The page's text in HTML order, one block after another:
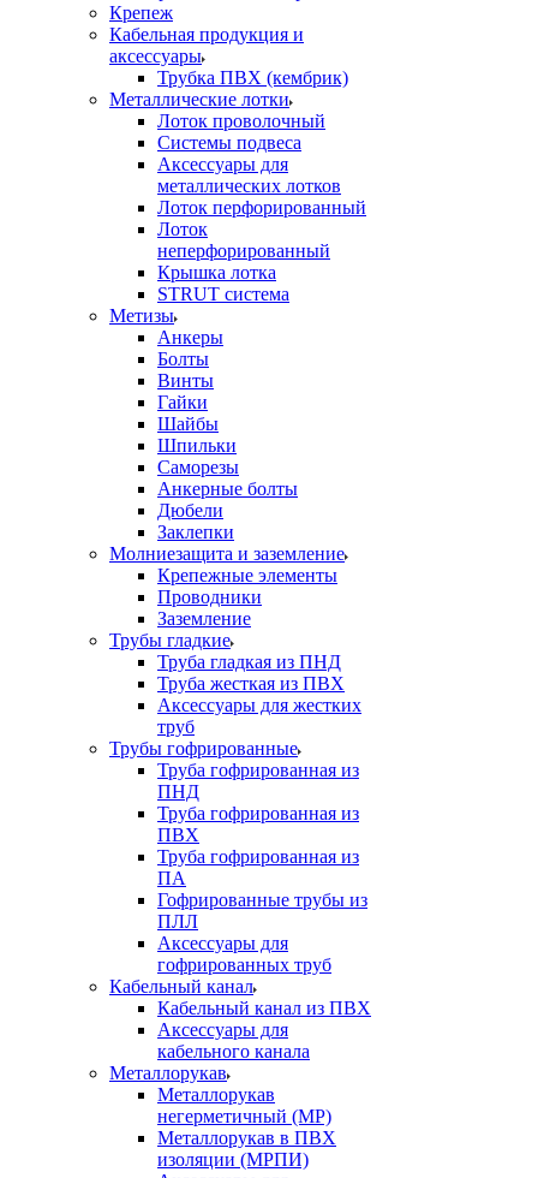
Крепеж
Кабельная продукция и
аксессуары
Трубка ПВХ (кембрик)
Металлические лотки
Лоток проволочный
Системы подвеса
Аксессуары для
металлических лотков
Лоток перфорированный
Лоток
неперфорированный
Крышка лотка
STRUT система
Метизы
Анкеры
Болты
Винты
Гайки
Шайбы
Шпильки
Саморезы
Анкерные болты
Дюбели
Заклепки
Молниезащита и заземление
Крепежные элементы
Проводники
Заземление
Трубы гладкие
Труба гладкая из ПНД
Труба жесткая из ПВХ
Аксессуары для жестких
труб
Трубы гофрированные
Труба гофрированная из
ПНД
Труба гофрированная из
ПВХ
Труба гофрированная из
ПА
Гофрированные трубы из
ПЛЛ
Аксессуары для
гофрированных труб
Кабельный канал
Кабельный канал из ПВХ
Аксессуары для
кабельного канала
Металлорукав
Металлорукав
негерметичный (МР)
Металлорукав в ПВХ
изоляции (МРПИ)